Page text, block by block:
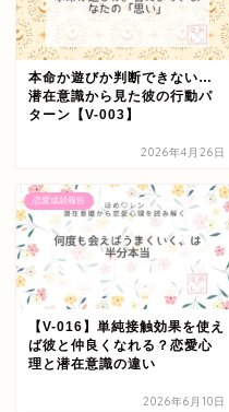
本命か遊びか判断できない…
潜在意識から見た彼の行動パ
ターン【V-003】
2026年4月26日
恋愛成就報告
【V-016】単純接触効果を使え
ば彼と仲良くなれる？恋愛心
理と潜在意識の違い
2026年6月10日